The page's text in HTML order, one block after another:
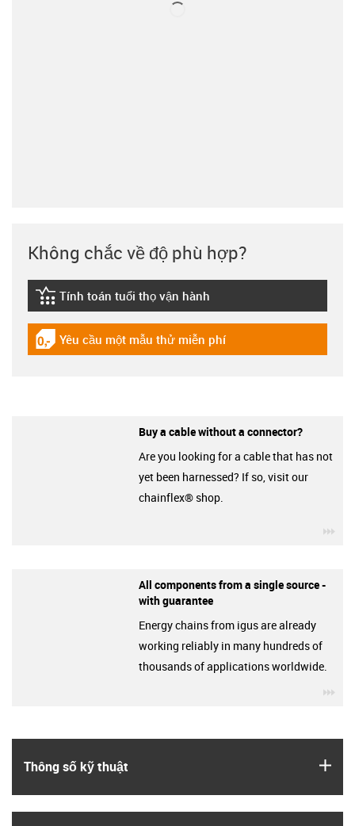
Thông số kỹ thuật
Không chắc về độ phù hợp?
igus-icon-lebensdauerrechner
Tính toán tuổi thọ vận hành
igus-icon-gratismuster
Yêu cầu một mẫu thử miễn phí
Buy a cable without a connector?
Are you looking for a cable that has not
yet been harnessed? If so, visit our
chainflex® shop.
All components from a single source -
with guarantee
Energy chains from igus are already
working reliably in many hundreds of
thousands of applications worldwide.